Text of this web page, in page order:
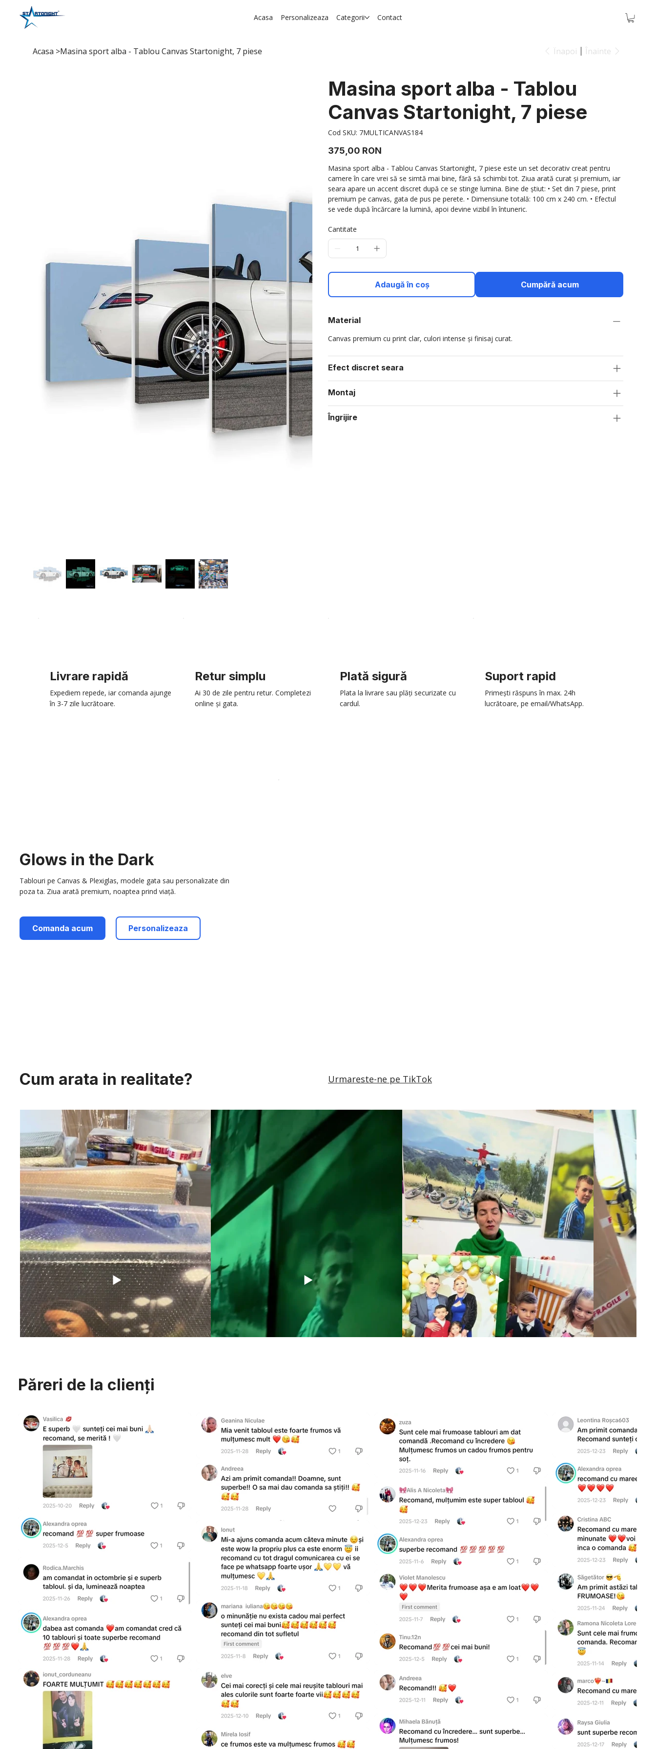
Acasa Personalizeaza Categorii Contact
Acasa >Masina sport alba - Tablou Canvas Startonight, 7 piese Înapoi Înainte
Masina sport alba - Tablou
Canvas Startonight, 7 piese
Cod SKU: Cod
SKU
7MULTICANVAS184
Preț
375,00 RON
Masina sport alba - Tablou Canvas Startonight, 7 piese este un set decorativ creat pentru
camere în care vrei să se simtă mai bine, fără să schimbi tot. Ziua arată curat și premium, iar
seara apare un accent discret după ce se stinge lumina. Bine de știut: • Set din 7 piese, print
premium pe canvas, gata de pus pe perete. • Dimensiune totală: 100 cm x 240 cm. • Efectul
se vede după încărcare la lumină, apoi devine vizibil în întuneric.
Cantitate
Adaugă în coș Cumpără acum
Material
Canvas premium cu print clar, culori intense și finisaj curat.
Efect discret seara
Montaj
Îngrijire
Livrare rapidă
Expediem repede, iar comanda ajunge
în 3-7 zile lucrătoare.
Retur simplu
Ai 30 de zile pentru retur. Completezi
online și gata.
Plată sigură
Plata la livrare sau plăți securizate cu
cardul.
Suport rapid
Primești răspuns în max. 24h
lucrătoare, pe email/WhatsApp.
Glows in the Dark
Tablouri pe Canvas & Plexiglas, modele gata sau personalizate din
poza ta. Ziua arată premium, noaptea prind viață.
Comanda acum Personalizeaza
Cum arata in realitate? Urmareste-ne pe TikTok
Păreri de la clienți